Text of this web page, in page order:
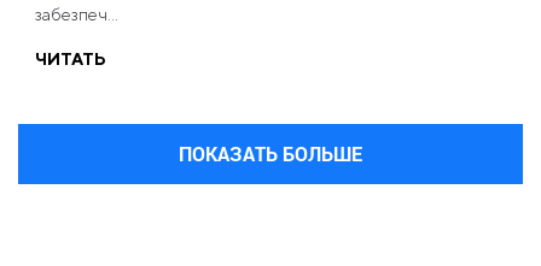
забезпеч...
ЧИТАТЬ
ПОКАЗАТЬ БОЛЬШЕ